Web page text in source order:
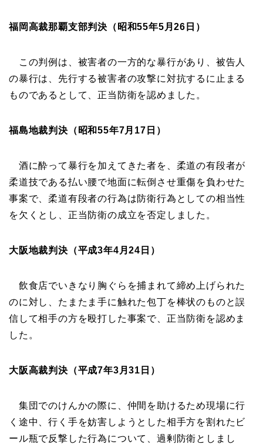
福岡高裁那覇支部判決（昭和55年5月26日）
この判例は、被害者の一方的な暴行があり、被告人
の暴行は、先行する被害者の攻撃に対抗するに止まる
ものであるとして、正当防衛を認めました。
福島地裁判決（昭和55年7月17日）
酒に酔って暴行を加えてきた者を、柔道の有段者が
柔道技である払い腰で地面に転倒させ重傷を負わせた
事案で、柔道有段者の行為は防衛行為としての相当性
を欠くとし、正当防衛の成立を否定しました。
大阪地裁判決（平成3年4月24日）
飲食店でいきなり胸ぐらを捕まれて締め上げられた
のに対し、たまたま手に触れた包丁を棒状のものと誤
信して相手の方を殴打した事案で、正当防衛を認めま
した。
大阪高裁判決（平成7年3月31日）
集団でのけんかの際に、仲間を助けるため現場に行
く途中、行く手を妨害しようとした相手方を割れたビ
ール瓶で反撃した行為について、過剰防衛としまし